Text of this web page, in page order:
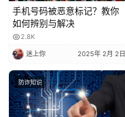
手机号码被恶意标记？教你
如何辨别与解决
2.8K
迷上你 2025年 2月 2日
防诈知识